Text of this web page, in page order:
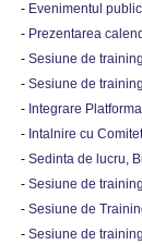
- Evenimentul
- Prezentarea
- Sesiune de
- Sesiune de
- Integrare
- Intalnire cu
- Sedinta de lucru,
- Sesiune de
- Sesiune de
- Sesiune de